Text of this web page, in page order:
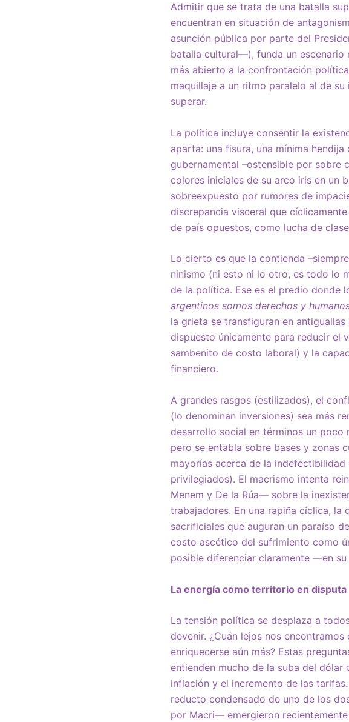
Admitir que se trata de una batalla
encuentran en situación de
asunción pública por parte del
batalla cultural—), funda un escenario
más abierto a la confrontación
maquillaje a un ritmo paralelo al de
superar.
La política incluye consentir la
aparta: una fisura, una mínima
gubernamental –ostensible por
colores iniciales de su arco iris en un
sobreexpuesto por rumores de
discrepancia visceral que
de país opuestos, como lucha de
Lo cierto es que la contienda
ninismo (ni esto ni lo otro, es todo lo
de la política. Ese es el predio donde
argentinos somos derechos y
la grieta se transfiguran en
dispuesto únicamente para reducir el
sambenito de costo laboral) y la
financiero.
A grandes rasgos (estilizados), el
(lo denominan inversiones) sea más
desarrollo social en términos un
pero se entabla sobre bases y zonas
mayorías acerca de la
privilegiados). El macrismo intenta
Menem y De la Rúa— sobre la
trabajadores. En una rapiña cíclica, la
sacrificiales que auguran un paraíso
costo ascético del sufrimiento como
posible diferenciar claramente —en
La energía como territorio en disputa
La tensión política se desplaza a
devenir. ¿Cuán lejos nos
enriquecerse aún más? Estas
entienden mucho de la suba del dólar
inflación y el incremento de las
reducto condensado de uno de los
por Macri— emergieron